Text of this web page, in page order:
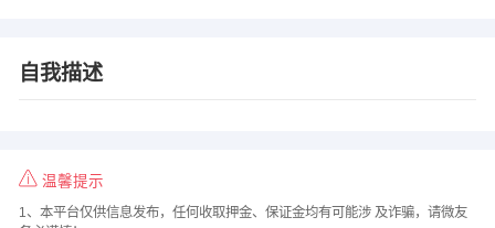
自我描述
温馨提示
1、本平台仅供信息发布，任何收取押金、保证金均有可能涉 及诈骗，请微友